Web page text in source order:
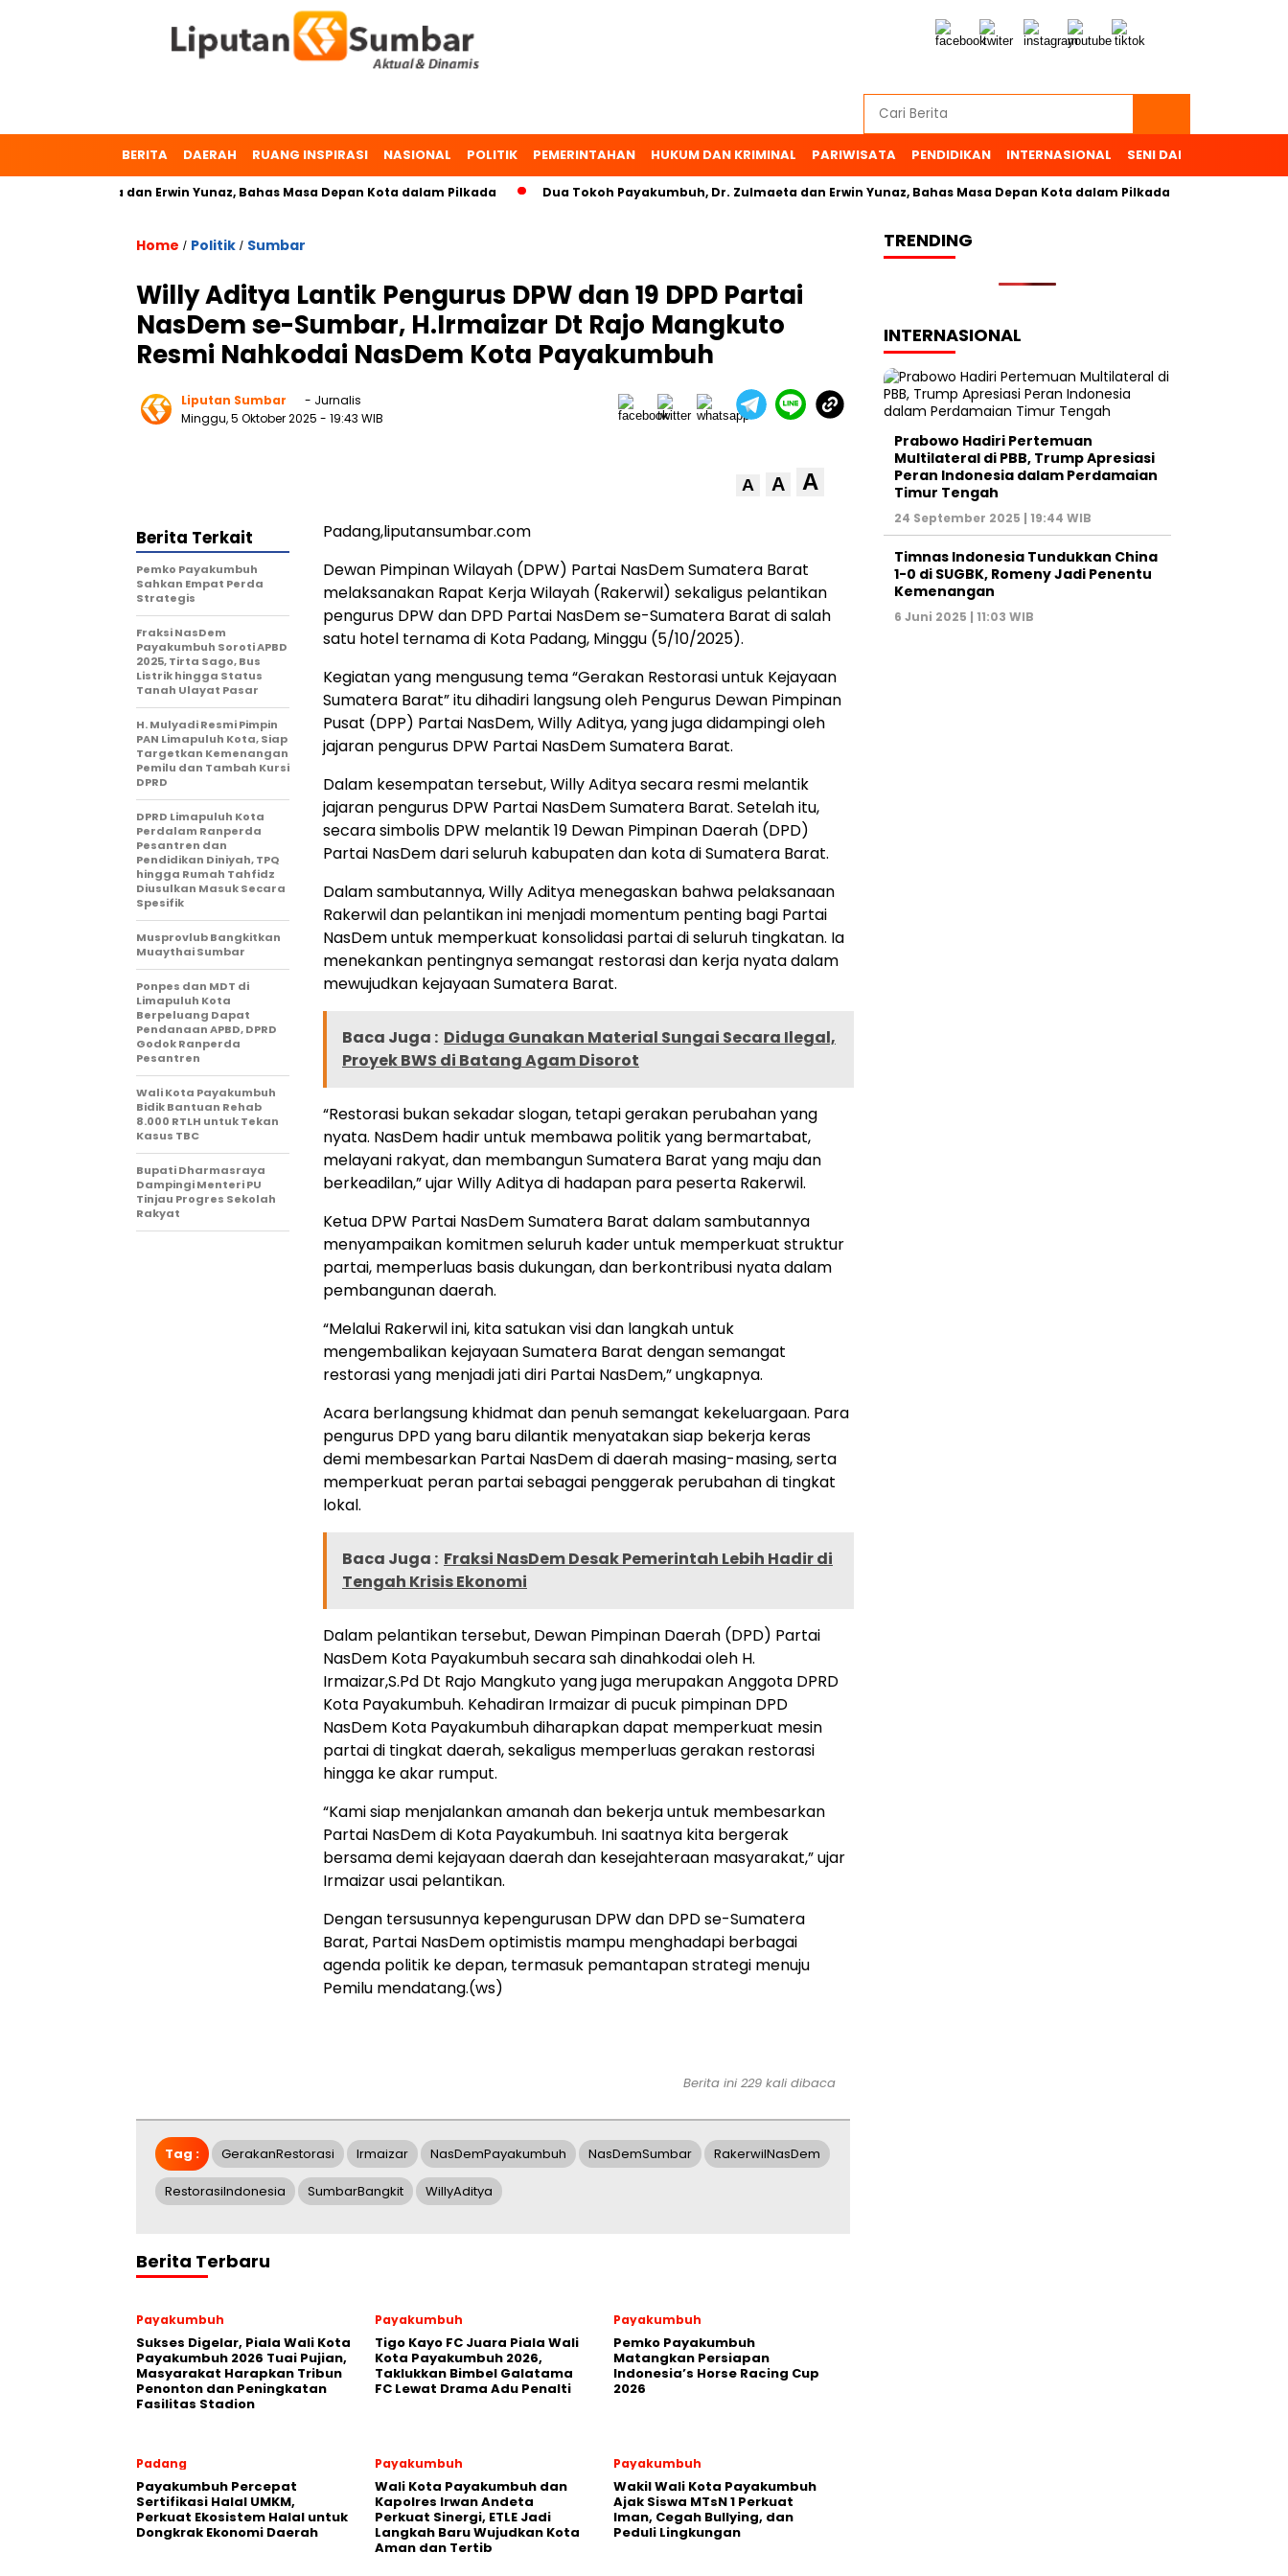
BERITA DAERAH RUANG INSPIRASI NASIONAL POLITIK PEMERINTAHAN HUKUM DAN KRIMINAL PARIWISATA PENDIDIKAN INTERNASIONAL SENI DAN BUDAYA
Dr. Zulmaeta dan Erwin Yunaz, Bahas Masa Depan Kota dalam Pilkada Dua Tokoh Payakumbuh, Dr. Zulmaeta dan Erwin Yunaz, Bahas Masa Depan Kota dalam Pilkada
Home / Politik / Sumbar
Willy Aditya Lantik Pengurus DPW dan 19 DPD Partai
NasDem se-Sumbar, H.Irmaizar Dt Rajo Mangkuto
Resmi Nahkodai NasDem Kota Payakumbuh
Liputan Sumbar
- Jurnalis
Minggu, 5 Oktober 2025 - 19:43 WIB
A A A
Padang,liputansumbar.com
Dewan Pimpinan Wilayah (DPW) Partai NasDem Sumatera Barat
melaksanakan Rapat Kerja Wilayah (Rakerwil) sekaligus pelantikan
pengurus DPW dan DPD Partai NasDem se-Sumatera Barat di salah
satu hotel ternama di Kota Padang, Minggu (5/10/2025).
Kegiatan yang mengusung tema “Gerakan Restorasi untuk Kejayaan
Sumatera Barat” itu dihadiri langsung oleh Pengurus Dewan Pimpinan
Pusat (DPP) Partai NasDem, Willy Aditya, yang juga didampingi oleh
jajaran pengurus DPW Partai NasDem Sumatera Barat.
Dalam kesempatan tersebut, Willy Aditya secara resmi melantik
jajaran pengurus DPW Partai NasDem Sumatera Barat. Setelah itu,
secara simbolis DPW melantik 19 Dewan Pimpinan Daerah (DPD)
Partai NasDem dari seluruh kabupaten dan kota di Sumatera Barat.
Dalam sambutannya, Willy Aditya menegaskan bahwa pelaksanaan
Rakerwil dan pelantikan ini menjadi momentum penting bagi Partai
NasDem untuk memperkuat konsolidasi partai di seluruh tingkatan. Ia
menekankan pentingnya semangat restorasi dan kerja nyata dalam
mewujudkan kejayaan Sumatera Barat.
Baca Juga : Diduga Gunakan Material Sungai Secara Ilegal,
Proyek BWS di Batang Agam Disorot
“Restorasi bukan sekadar slogan, tetapi gerakan perubahan yang
nyata. NasDem hadir untuk membawa politik yang bermartabat,
melayani rakyat, dan membangun Sumatera Barat yang maju dan
berkeadilan,” ujar Willy Aditya di hadapan para peserta Rakerwil.
Ketua DPW Partai NasDem Sumatera Barat dalam sambutannya
menyampaikan komitmen seluruh kader untuk memperkuat struktur
partai, memperluas basis dukungan, dan berkontribusi nyata dalam
pembangunan daerah.
“Melalui Rakerwil ini, kita satukan visi dan langkah untuk
mengembalikan kejayaan Sumatera Barat dengan semangat
restorasi yang menjadi jati diri Partai NasDem,” ungkapnya.
Acara berlangsung khidmat dan penuh semangat kekeluargaan. Para
pengurus DPD yang baru dilantik menyatakan siap bekerja keras
demi membesarkan Partai NasDem di daerah masing-masing, serta
memperkuat peran partai sebagai penggerak perubahan di tingkat
lokal.
Baca Juga : Fraksi NasDem Desak Pemerintah Lebih Hadir di
Tengah Krisis Ekonomi
Dalam pelantikan tersebut, Dewan Pimpinan Daerah (DPD) Partai
NasDem Kota Payakumbuh secara sah dinahkodai oleh H.
Irmaizar,S.Pd Dt Rajo Mangkuto yang juga merupakan Anggota DPRD
Kota Payakumbuh. Kehadiran Irmaizar di pucuk pimpinan DPD
NasDem Kota Payakumbuh diharapkan dapat memperkuat mesin
partai di tingkat daerah, sekaligus memperluas gerakan restorasi
hingga ke akar rumput.
“Kami siap menjalankan amanah dan bekerja untuk membesarkan
Partai NasDem di Kota Payakumbuh. Ini saatnya kita bergerak
bersama demi kejayaan daerah dan kesejahteraan masyarakat,” ujar
Irmaizar usai pelantikan.
Dengan tersusunnya kepengurusan DPW dan DPD se-Sumatera
Barat, Partai NasDem optimistis mampu menghadapi berbagai
agenda politik ke depan, termasuk pemantapan strategi menuju
Pemilu mendatang.(ws)
Berita Terkait
Pemko Payakumbuh
Sahkan Empat Perda
Strategis
Fraksi NasDem
Payakumbuh Soroti APBD
2025, Tirta Sago, Bus
Listrik hingga Status
Tanah Ulayat Pasar
H. Mulyadi Resmi Pimpin
PAN Limapuluh Kota, Siap
Targetkan Kemenangan
Pemilu dan Tambah Kursi
DPRD
DPRD Limapuluh Kota
Perdalam Ranperda
Pesantren dan
Pendidikan Diniyah, TPQ
hingga Rumah Tahfidz
Diusulkan Masuk Secara
Spesifik
Musprovlub Bangkitkan
Muaythai Sumbar
Ponpes dan MDT di
Limapuluh Kota
Berpeluang Dapat
Pendanaan APBD, DPRD
Godok Ranperda
Pesantren
Wali Kota Payakumbuh
Bidik Bantuan Rehab
8.000 RTLH untuk Tekan
Kasus TBC
Bupati Dharmasraya
Dampingi Menteri PU
Tinjau Progres Sekolah
Rakyat
Berita ini 229 kali dibaca
Tag : GerakanRestorasi Irmaizar NasDemPayakumbuh NasDemSumbar RakerwilNasDem
RestorasiIndonesia SumbarBangkit WillyAditya
Berita Terbaru
Payakumbuh
Sukses Digelar, Piala Wali Kota
Payakumbuh 2026 Tuai Pujian,
Masyarakat Harapkan Tribun
Penonton dan Peningkatan
Fasilitas Stadion
Payakumbuh
Tigo Kayo FC Juara Piala Wali
Kota Payakumbuh 2026,
Taklukkan Bimbel Galatama
FC Lewat Drama Adu Penalti
Payakumbuh
Pemko Payakumbuh
Matangkan Persiapan
Indonesia’s Horse Racing Cup
2026
Padang
Payakumbuh Percepat
Sertifikasi Halal UMKM,
Perkuat Ekosistem Halal untuk
Dongkrak Ekonomi Daerah
Payakumbuh
Wali Kota Payakumbuh dan
Kapolres Irwan Andeta
Perkuat Sinergi, ETLE Jadi
Langkah Baru Wujudkan Kota
Aman dan Tertib
Payakumbuh
Wakil Wali Kota Payakumbuh
Ajak Siswa MTsN 1 Perkuat
Iman, Cegah Bullying, dan
Peduli Lingkungan
TRENDING
INTERNASIONAL
Prabowo Hadiri Pertemuan
Multilateral di PBB, Trump Apresiasi
Peran Indonesia dalam Perdamaian
Timur Tengah
24 September 2025 | 19:44 WIB
Timnas Indonesia Tundukkan China
1-0 di SUGBK, Romeny Jadi Penentu
Kemenangan
6 Juni 2025 | 11:03 WIB